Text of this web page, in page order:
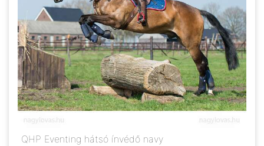
QHP Eventing hátsó ínvédő navy